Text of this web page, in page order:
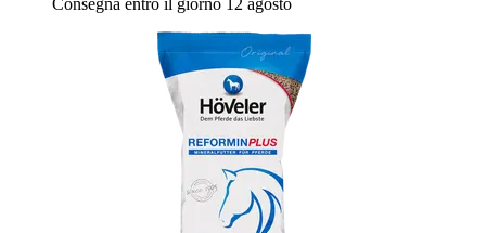
Consegna entro il giorno 12 agosto